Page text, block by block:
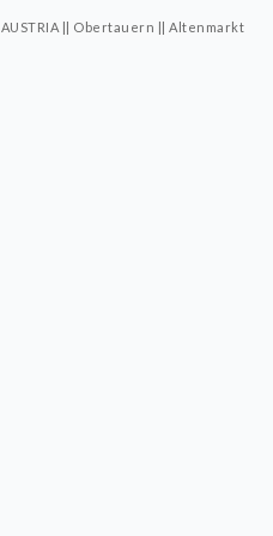
AUSTRIA || Obertauern || Altenmarkt